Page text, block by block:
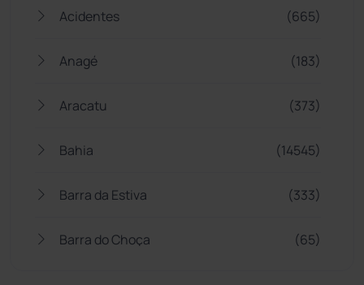
Acidentes (665)
Anagé (183)
Aracatu (373)
Bahia (14545)
Barra da Estiva (333)
Barra do Choça (65)